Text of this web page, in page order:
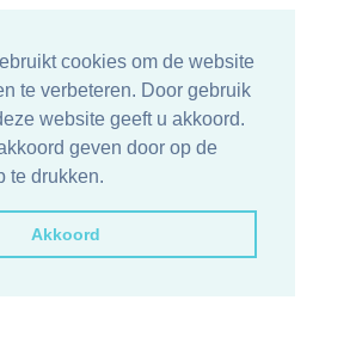
cookies om de website
te verbeteren. Door gebruik
website geeft u akkoord.
geven door op de
te drukken.
Akkoord